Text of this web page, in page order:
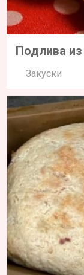
Подлива
Закуски